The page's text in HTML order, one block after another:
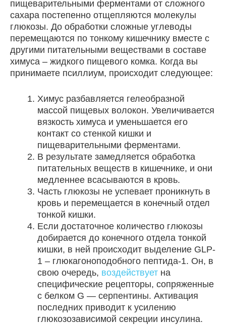
пищеварительными ферментами от сложного
сахара постепенно отщепляются молекулы
глюкозы. До обработки сложные углеводы
перемещаются по тонкому кишечнику вместе с
другими питательными веществами в составе
химуса – жидкого пищевого комка. Когда вы
принимаете псиллиум, происходит следующее:
Химус разбавляется гелеобразной
массой пищевых волокон. Увеличивается
вязкость химуса и уменьшается его
контакт со стенкой кишки и
пищеварительными ферментами.
В результате замедляется обработка
питательных веществ в кишечнике, и они
медленнее всасываются в кровь.
Часть глюкозы не успевает проникнуть в
кровь и перемещается в конечный отдел
тонкой кишки.
Если достаточное количество глюкозы
добирается до конечного отдела тонкой
кишки, в ней происходит выделение GLP-
1 – глюкагоноподобного пептида-1. Он, в
свою очередь, воздействует на
специфические рецепторы, сопряженные
с белком G — серпентины. Активация
последних приводит к усилению
глюкозозависимой секреции инсулина.